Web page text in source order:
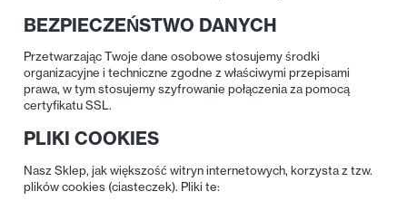
BEZPIECZEŃSTWO DANYCH
Przetwarzając Twoje dane osobowe stosujemy środki
organizacyjne i techniczne zgodne z właściwymi przepisami
prawa, w tym stosujemy szyfrowanie połączenia za pomocą
certyfikatu SSL.
PLIKI COOKIES
Nasz Sklep, jak większość witryn internetowych, korzysta z tzw.
plików cookies (ciasteczek). Pliki te: